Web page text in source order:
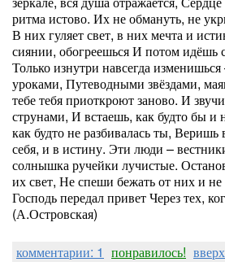
ритма истово. Их не обмануть, не
В них гуляет свет, в них мечта и
сиянии, обогреешься И потом идёшь
Только изнутри навсегда
уроками, Путеводными звёздами,
тебе тебя приоткроют заново. И
струнами, И встаешь, как будто бы
как будто не разбивалась ты,
себя, и в истину. Эти люди –
солнышка ручейки лучистые.
их свет, Не спеши бежать от них и не
Господь передал привет Через тех,
(А.Островская)
комментарии: 1 понравилось!